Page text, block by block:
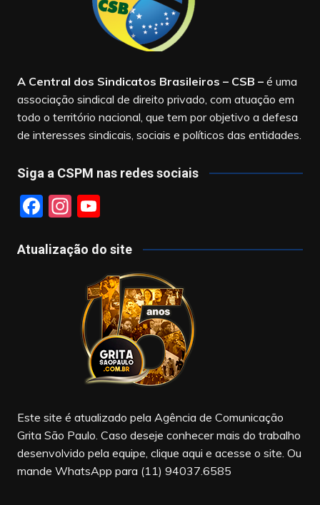
A Central dos Sindicatos Brasileiros – CSB –é uma
associação sindical de direito privado, com atuação em
todo o território nacional, que tem por objetivo a defesa
de interesses sindicais, sociais e políticos das entidades.
Siga a CSPM nas redes sociais
F
c
In
a
m
Y
u
T
u
b
e
Atualização do site
Este site é atualizado pela Agência de Comunicação
Grita São Paulo. Caso deseje conhecer mais do trabalho
desenvolvido pela equipe, clique aqui e acesse o site. Ou
mande WhatsApp para (11) 94037.6585